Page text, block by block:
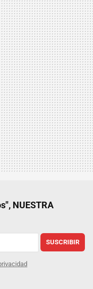
NUESTRA
SUSCRIBIR